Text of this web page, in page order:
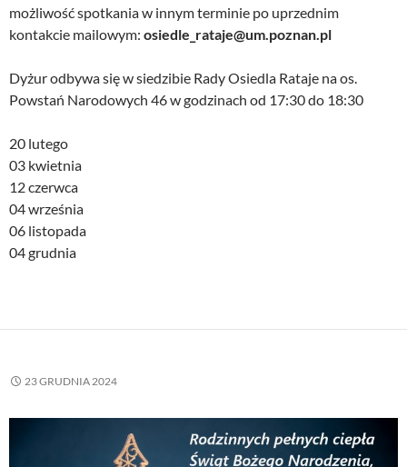
możliwość spotkania w innym terminie po uprzednim
kontakcie mailowym: osiedle_rataje@um.poznan.pl
Dyżur odbywa się w siedzibie Rady Osiedla Rataje na os.
Powstań Narodowych 46 w godzinach od 17:30 do 18:30
20 lutego
03 kwietnia
12 czerwca
04 września
06 listopada
04 grudnia
23 GRUDNIA 2024